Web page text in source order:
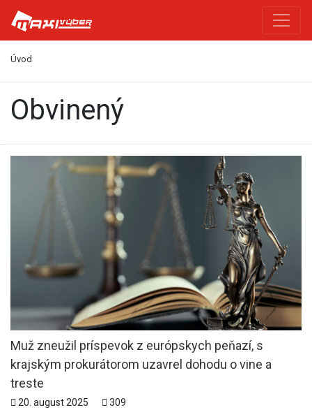
Úvod
obvinený
Muž zneužil príspevok z európskych peňazí, s
krajským prokurátorom uzavrel dohodu o vine a
treste
20. august 2025 309